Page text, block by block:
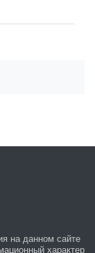
на данном сайте
характер